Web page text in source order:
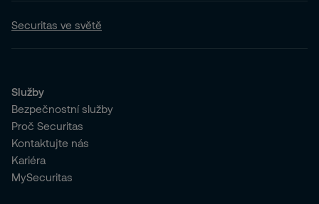
Securitas ve světě
Služby
Bezpečnostní služby
Proč Securitas
Kontaktujte nás
Kariéra
MySecuritas